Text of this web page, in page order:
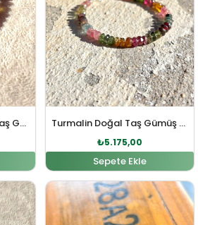
Siyah Turmalin Doğal Taş Gümüş Bileklik Turmalin Doğal Taş Gümüş Bileklik
₺5.175,00
Sepete Ekle
fiyat: ₺4.600,00.Orijinal fiyat:Şu andaki